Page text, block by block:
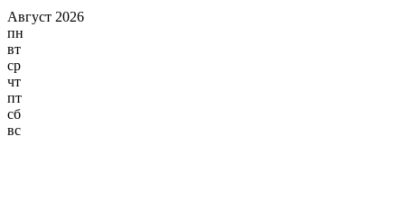
Август 2026
пн
вт
ср
чт
пт
сб
вс